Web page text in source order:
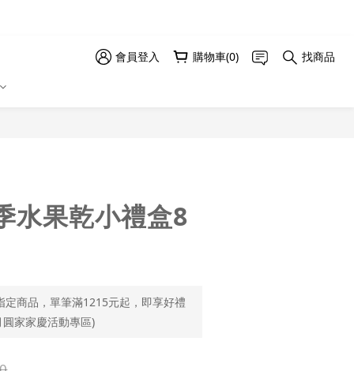
會員登入 購物車(0) 找商品
水果乾小禮盒8
商品，單筆滿1215元起，即享好禮
家家慶活動專區)